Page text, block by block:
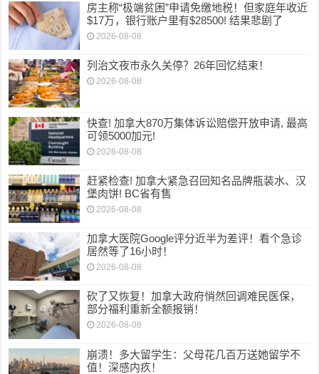
房主称“极端贫困”申请免缴地税！但家庭年收近
$17万，银行账户里有$28500! 结果悲剧了
2026-08-08
列治文夜市永久关停？26年回忆结束！
2026-08-08
快查! 加拿大870万集体诉讼赔偿开放申请, 最高
可领5000加元!
2026-08-08
赶紧检查! 加拿大紧急召回知名品牌瓶装水、汉
堡肉饼! BC省有售
2026-08-08
加拿大医院Google评分近半为差评！看个急诊
居然等了16小时！
2026-08-08
砍了又恢复！加拿大政府悄然回调难民医保，
部分福利重新全额报销！
2026-08-08
崩溃！多大留学生：父母花几百万送她留学不
值！深感内疚！